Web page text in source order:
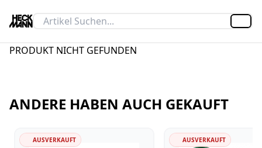
PRODUKT NICHT GEFUNDEN
ANDERE HABEN AUCH GEKAUFT
AUSVERKAUFT AUSVERKAUFT